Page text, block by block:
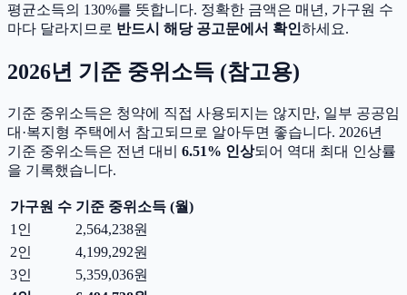
평균소득의 130%를 뜻합니다. 정확한 금액은 매년, 가구원 수
마다 달라지므로 반드시 해당 공고문에서 확인하세요.
2026년 기준 중위소득 (참고용)
기준 중위소득은 청약에 직접 사용되지는 않지만, 일부 공공임
대·복지형 주택에서 참고되므로 알아두면 좋습니다. 2026년
기준 중위소득은 전년 대비 6.51% 인상되어 역대 최대 인상률
을 기록했습니다.
가구원 수 기준 중위소득 (월)
1인
2,564,238원
2인
4,199,292원
3인
5,359,036원